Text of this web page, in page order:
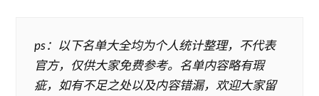
ps：以下名单大全均为个人统计整理，不代表
官方，仅供大家免费参考。名单内容略有瑕
疵，如有不足之处以及内容错漏，欢迎大家留